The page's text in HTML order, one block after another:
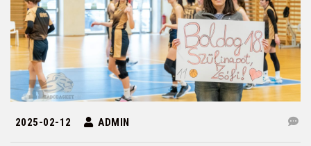
2025-02-12 ADMIN